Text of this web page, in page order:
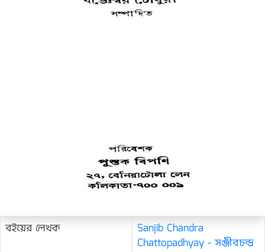
বইয়ের লেখক
Sanjib Chandra
Chattopadhyay - সঞ্জীবচন্দ্র